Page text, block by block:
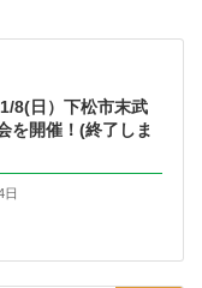
8(日）下松市末武
を開催！(終了しま
日